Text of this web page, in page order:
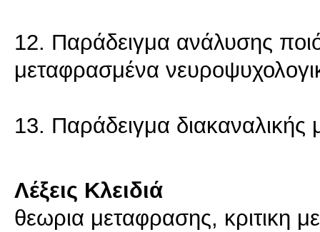
12. Παράδειγμα ανάλυσης
μεταφρασμένα
13. Παράδειγμα διακαναλικής
Λέξεις Κλειδιά
θεωρια μεταφρασης, κριτικη